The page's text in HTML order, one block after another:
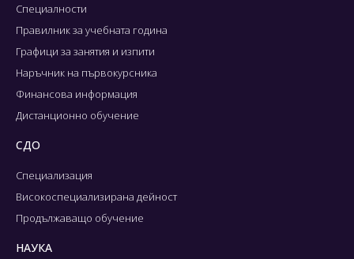
Специалности
Правилник за учебната година
Графици за занятия и изпити
Наръчник на първокурсника
Финансова информация
Дистанционно обучение
СДО
Специализация
Високоспециализирана дейност
Продължаващо обучение
НАУКА